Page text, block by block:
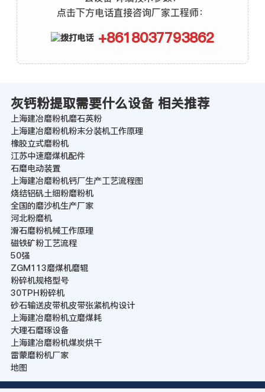
点击下方电话直接咨询厂家工程师：
+8618037793862
灰钙粉提取需要什么设备 相关推荐
上海建冶磨粉机磨石英粉
上海建冶磨粉机粉末分装机工作原理
橡胶立式磨粉机
江苏中速磨煤机配件
石磨电动装置
上海建冶磨粉机钙厂生产工艺流程图
烧结铝矾土细粉磨粉机
全国的磨沙机生产厂家
河北粉磨机
滑石磨粉机械工作原理
磁铁矿粉工艺流程
50强
ZGM113磨煤机磨辊
粉碎机规格型号
30TPH粉碎机
砂石输送皮带机皮带张紧机构设计
上海建冶磨粉机立磨煤耗
大理石磨琢设备
上海建冶磨粉机煤炭烘干
雷蒙磨粉机厂家
地图